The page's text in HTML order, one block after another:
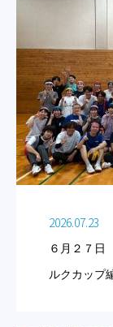
2026.07.23
６月２７日
ルクカップ